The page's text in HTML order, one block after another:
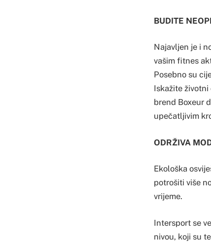
BUDITE
Najavljen je i
vašim fitnes
Posebno su
Iskažite
brend Boxeur
upečatljivim
ODRŽIVA
Ekološka
potrošiti više
vrijeme.
Intersport se
nivou, koji su